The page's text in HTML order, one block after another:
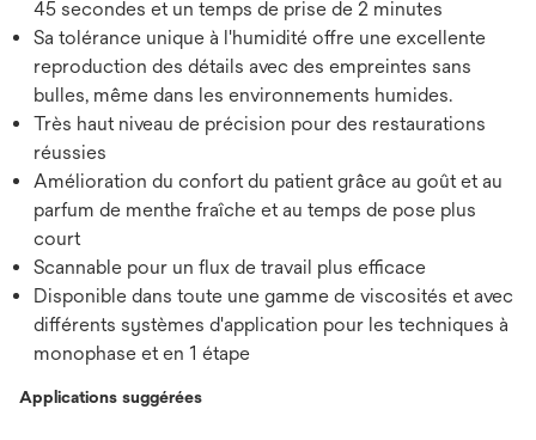
45 secondes et un temps de prise de 2 minutes
Sa tolérance unique à l'humidité offre une excellente
reproduction des détails avec des empreintes sans
bulles, même dans les environnements humides.
Très haut niveau de précision pour des restaurations
réussies
Amélioration du confort du patient grâce au goût et au
parfum de menthe fraîche et au temps de pose plus
court
Scannable pour un flux de travail plus efficace
Disponible dans toute une gamme de viscosités et avec
différents systèmes d'application pour les techniques à
monophase et en 1 étape
Applications suggérées